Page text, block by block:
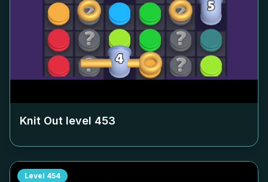
Knit Out level 453
Level 454